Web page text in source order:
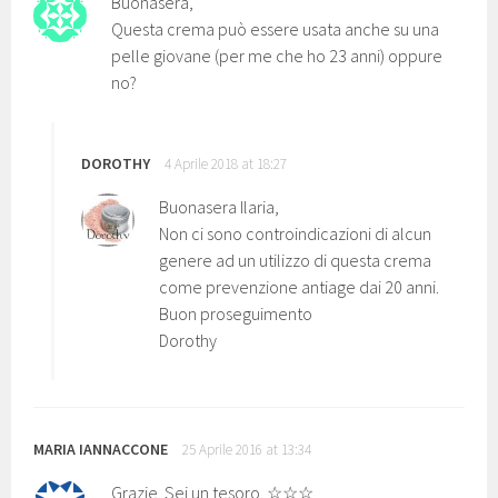
Questa crema può essere usata anche su una
pelle giovane (per me che ho 23 anni) oppure
no?
DOROTHY 4 Aprile 2018 at 18:27
Buonasera Ilaria,
Non ci sono controindicazioni di alcun
genere ad un utilizzo di questa crema
come prevenzione antiage dai 20 anni.
Buon proseguimento
Dorothy
MARIA IANNACCONE 25 Aprile 2016 at 13:34
Grazie. Sei un tesoro. ☆☆☆